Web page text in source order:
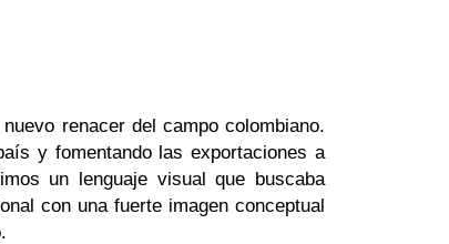
renacer del campo colombiano.
y fomentando las exportaciones a
un lenguaje visual que buscaba
con una fuerte imagen conceptual